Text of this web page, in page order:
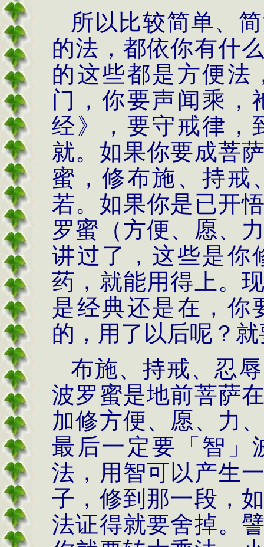
所以比较简单、
的法，都依你有什
的这些都是方便法
门，你要声闻乘，
经》，要守戒律，
就。如果你要成菩
蜜，修布施、持戒
若。如果你是已开
罗蜜（方便、愿、
讲过了，这些是你
药，就能用得上。
是经典还是在，你
的，用了以后呢？
布施、持戒、忍
波罗蜜是地前菩萨
加修方便、愿、力
最后一定要「智」
法，用智可以产生
子，修到那一段，
法证得就要舍掉。